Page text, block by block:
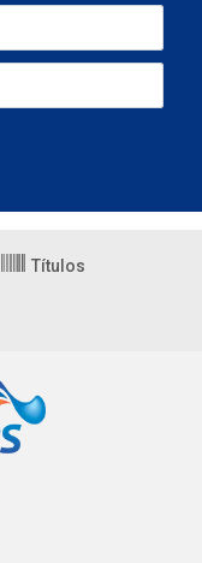
Títulos